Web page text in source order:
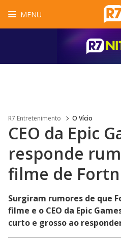
MENU
R7 Entretenimento O Vício
CEO da Epic
responde
filme de
Surgiram rumores de que
filme e o CEO da Epic
curto e grosso ao